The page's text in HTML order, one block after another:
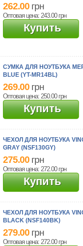
262.00 грн
Оптовая цена: 243.00 грн
Купить
СУМКА ДЛЯ НОУТБУКА
BLUE (YT-MR14BL)
269.00 грн
Оптовая цена: 250.00 грн
Купить
ЧЕХОЛ ДЛЯ НОУТБУКА
GRAY (NSF130GY)
275.00 грн
Оптовая цена: 272.00 грн
Купить
ЧЕХОЛ ДЛЯ НОУТБУКА
BLACK (NSF140BK)
279.00 грн
Оптовая цена: 272.00 грн